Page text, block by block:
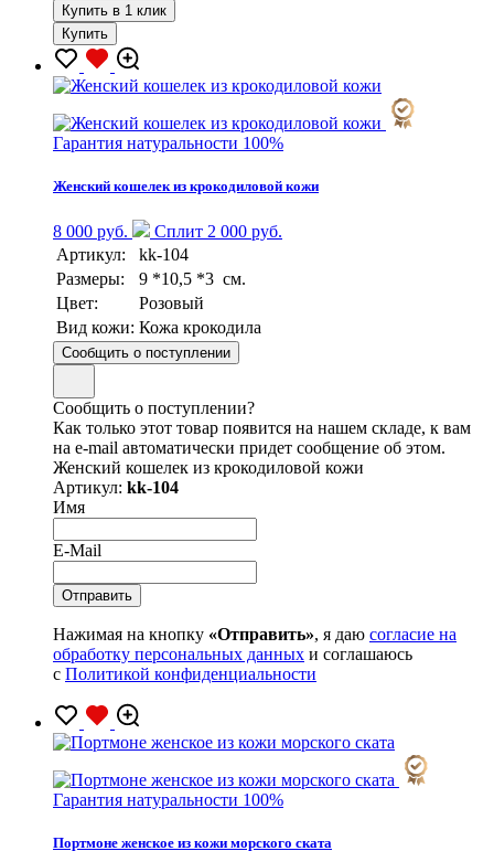
Купить в 1 клик
Купить
Гарантия натуральности 100%
Женский кошелек из крокодиловой кожи
8 000 руб.
Сплит 2 000 руб.
Артикул:
kk-104
Размеры:
9 *10,5 *3 см.
Цвет:
Розовый
Вид кожи: Кожа крокодила
Сообщить о поступлении
Сообщить о поступлении?
Как только этот товар появится на нашем складе, к вам
на e-mail автоматически придет сообщение об этом.
Женский кошелек из крокодиловой кожи
Артикул: kk-104
Имя
E-Mail
Нажимая на кнопку «Отправить», я даю согласие на
обработку персональных данных и соглашаюсь
с Политикой конфиденциальности
Гарантия натуральности 100%
Портмоне женское из кожи морского ската